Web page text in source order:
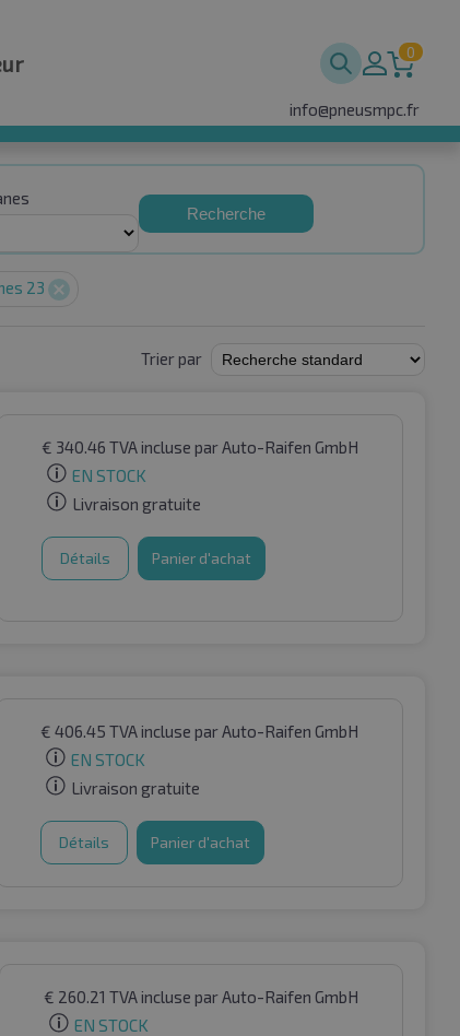
0
info@pneusmpc.fr
Recherche
23
Trier par
€ 340.46 TVA incluse par Auto-Raifen GmbH
EN STOCK
Livraison gratuite
Détails Panier d'achat
€ 406.45 TVA incluse par Auto-Raifen GmbH
EN STOCK
Livraison gratuite
Détails Panier d'achat
€ 260.21 TVA incluse par Auto-Raifen GmbH
EN STOCK